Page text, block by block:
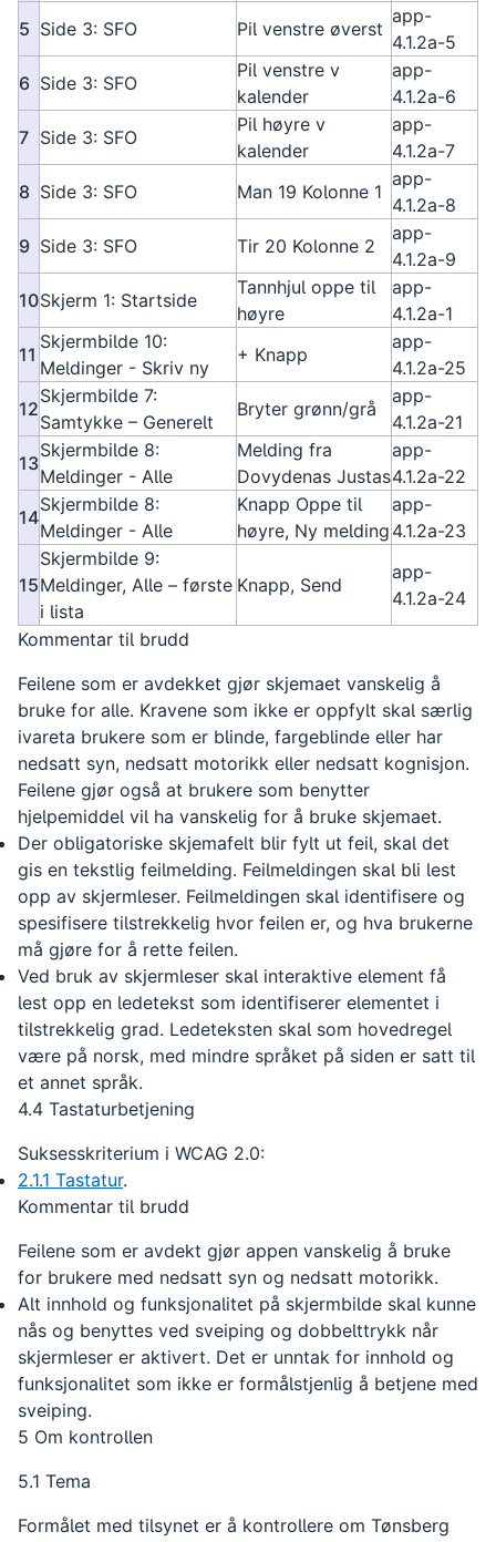
5 Side 3: SFO Pil venstre øverst
app-
4.1.2a-5
6 Side 3: SFO
Pil venstre v
kalender
app-
4.1.2a-6
7 Side 3: SFO
Pil høyre v
kalender
app-
4.1.2a-7
8 Side 3: SFO Man 19 Kolonne 1
app-
4.1.2a-8
9 Side 3: SFO Tir 20 Kolonne 2
app-
4.1.2a-9
10Skjerm 1: Startside
Tannhjul oppe til
høyre
app-
4.1.2a-1
11
Skjermbilde 10:
Meldinger - Skriv ny
+ Knapp
app-
4.1.2a-25
12
Skjermbilde 7:
Samtykke – Generelt
Bryter grønn/grå
app-
4.1.2a-21
13
Skjermbilde 8:
Meldinger - Alle
Melding fra
Dovydenas Justas
app-
4.1.2a-22
14
Skjermbilde 8:
Meldinger - Alle
Knapp Oppe til
høyre, Ny melding
app-
4.1.2a-23
15
Skjermbilde 9:
Meldinger, Alle – første
i lista
Knapp, Send
app-
4.1.2a-24
Kommentar til brudd
Feilene som er avdekket gjør skjemaet vanskelig å
bruke for alle. Kravene som ikke er oppfylt skal særlig
ivareta brukere som er blinde, fargeblinde eller har
nedsatt syn, nedsatt motorikk eller nedsatt kognisjon.
Feilene gjør også at brukere som benytter
hjelpemiddel vil ha vanskelig for å bruke skjemaet.
Der obligatoriske skjemafelt blir fylt ut feil, skal det
gis en tekstlig feilmelding. Feilmeldingen skal bli lest
opp av skjermleser. Feilmeldingen skal identifisere og
spesifisere tilstrekkelig hvor feilen er, og hva brukerne
må gjøre for å rette feilen.
Ved bruk av skjermleser skal interaktive element få
lest opp en ledetekst som identifiserer elementet i
tilstrekkelig grad. Ledeteksten skal som hovedregel
være på norsk, med mindre språket på siden er satt til
et annet språk.
4.4 Tastaturbetjening
Suksesskriterium i WCAG 2.0:
2.1.1 Tastatur.
Kommentar til brudd
Feilene som er avdekt gjør appen vanskelig å bruke
for brukere med nedsatt syn og nedsatt motorikk.
Alt innhold og funksjonalitet på skjermbilde skal kunne
nås og benyttes ved sveiping og dobbelttrykk når
skjermleser er aktivert. Det er unntak for innhold og
funksjonalitet som ikke er formålstjenlig å betjene med
sveiping.
5 Om kontrollen
5.1 Tema
Formålet med tilsynet er å kontrollere om Tønsberg